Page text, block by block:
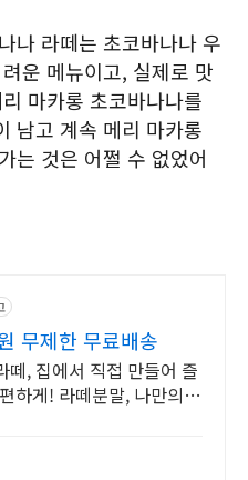
나 라떼는 초코바나나 우
운 메뉴이고, 실제로 맛
마카롱 초코바나나를
남고 계속 메리 마카롱
는 것은 어쩔 수 없었어
무제한 무료배송
떼, 집에서 직접 만들어 즐
하게! 라떼분말, 나만의